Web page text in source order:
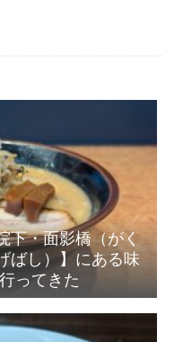
下・面影橋（がく
ばし）】にある味
ってきた